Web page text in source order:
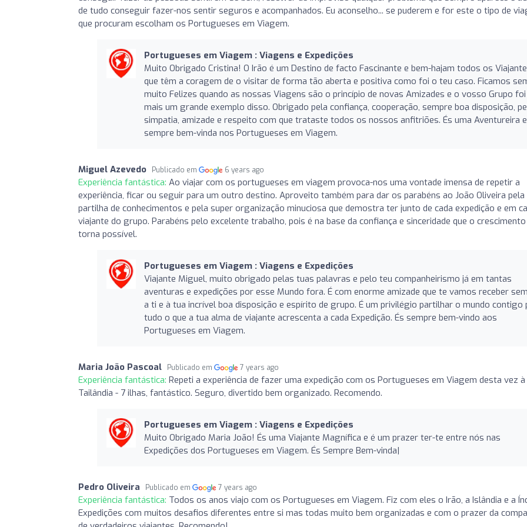
de tudo conseguir fazer-nos sentir seguros e acompanhados. Eu aconselho... se puderem e for este o tipo de
que procuram escolham os Portugueses em Viagem.
Portugueses em Viagem : Viagens e Expedições
Muito Obrigado Cristina! O Irão é um Destino de facto Fascinante e bem-hajam todos os
que têm a coragem de o visitar de forma tão aberta e positiva como foi o teu caso. Ficamos
muito Felizes quando as nossas Viagens são o princípio de novas Amizades e o vosso Grupo foi
mais um grande exemplo disso. Obrigado pela confiança, cooperação, sempre boa disposição,
simpatia, amizade e respeito com que trataste todos os nossos anfitriões. És uma Aventureira e
sempre bem-vinda nos Portugueses em Viagem.
Miguel Azevedo Publicado em 6 years ago
Experiência fantástica: Ao viajar com os portugueses em viagem provoca-nos uma vontade imensa de repetir a
experiência, ficar ou seguir para um outro destino. Aproveito também para dar os parabéns ao João Oliveira pela
partilha de conhecimentos e pela super organização minuciosa que demostra ter junto de cada expedição e em
viajante do grupo. Parabéns pelo excelente trabalho, pois é na base da confiança e sinceridade que o
torna possível.
Portugueses em Viagem : Viagens e Expedições
Viajante Miguel, muito obrigado pelas tuas palavras e pelo teu companheirismo já em tantas
aventuras e expedições por esse Mundo fora. É com enorme amizade que te vamos receber
a ti e à tua incrível boa disposição e espírito de grupo. É um privilégio partilhar o mundo contigo
tudo o que a tua alma de viajante acrescenta a cada Expedição. És sempre bem-vindo aos
Portugueses em Viagem.
Maria João Pascoal Publicado em 7 years ago
Experiência fantástica: Repeti a experiência de fazer uma expedição com os Portugueses em Viagem desta vez à
Tailândia - 7 ilhas, fantástico. Seguro, divertido bem organizado. Recomendo.
Portugueses em Viagem : Viagens e Expedições
Muito Obrigado Maria João! És uma Viajante Magnífica e é um prazer ter-te entre nós nas
Expedições dos Portugueses em Viagem. És Sempre Bem-vinda|
Pedro Oliveira Publicado em 7 years ago
Experiência fantástica: Todos os anos viajo com os Portugueses em Viagem. Fiz com eles o Irão, a Islândia e a
Expedições com muitos desafios diferentes entre si mas todas muito bem organizadas e com o prazer da